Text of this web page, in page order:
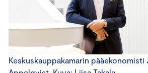
Keskuskauppakamarin pääekonomisti